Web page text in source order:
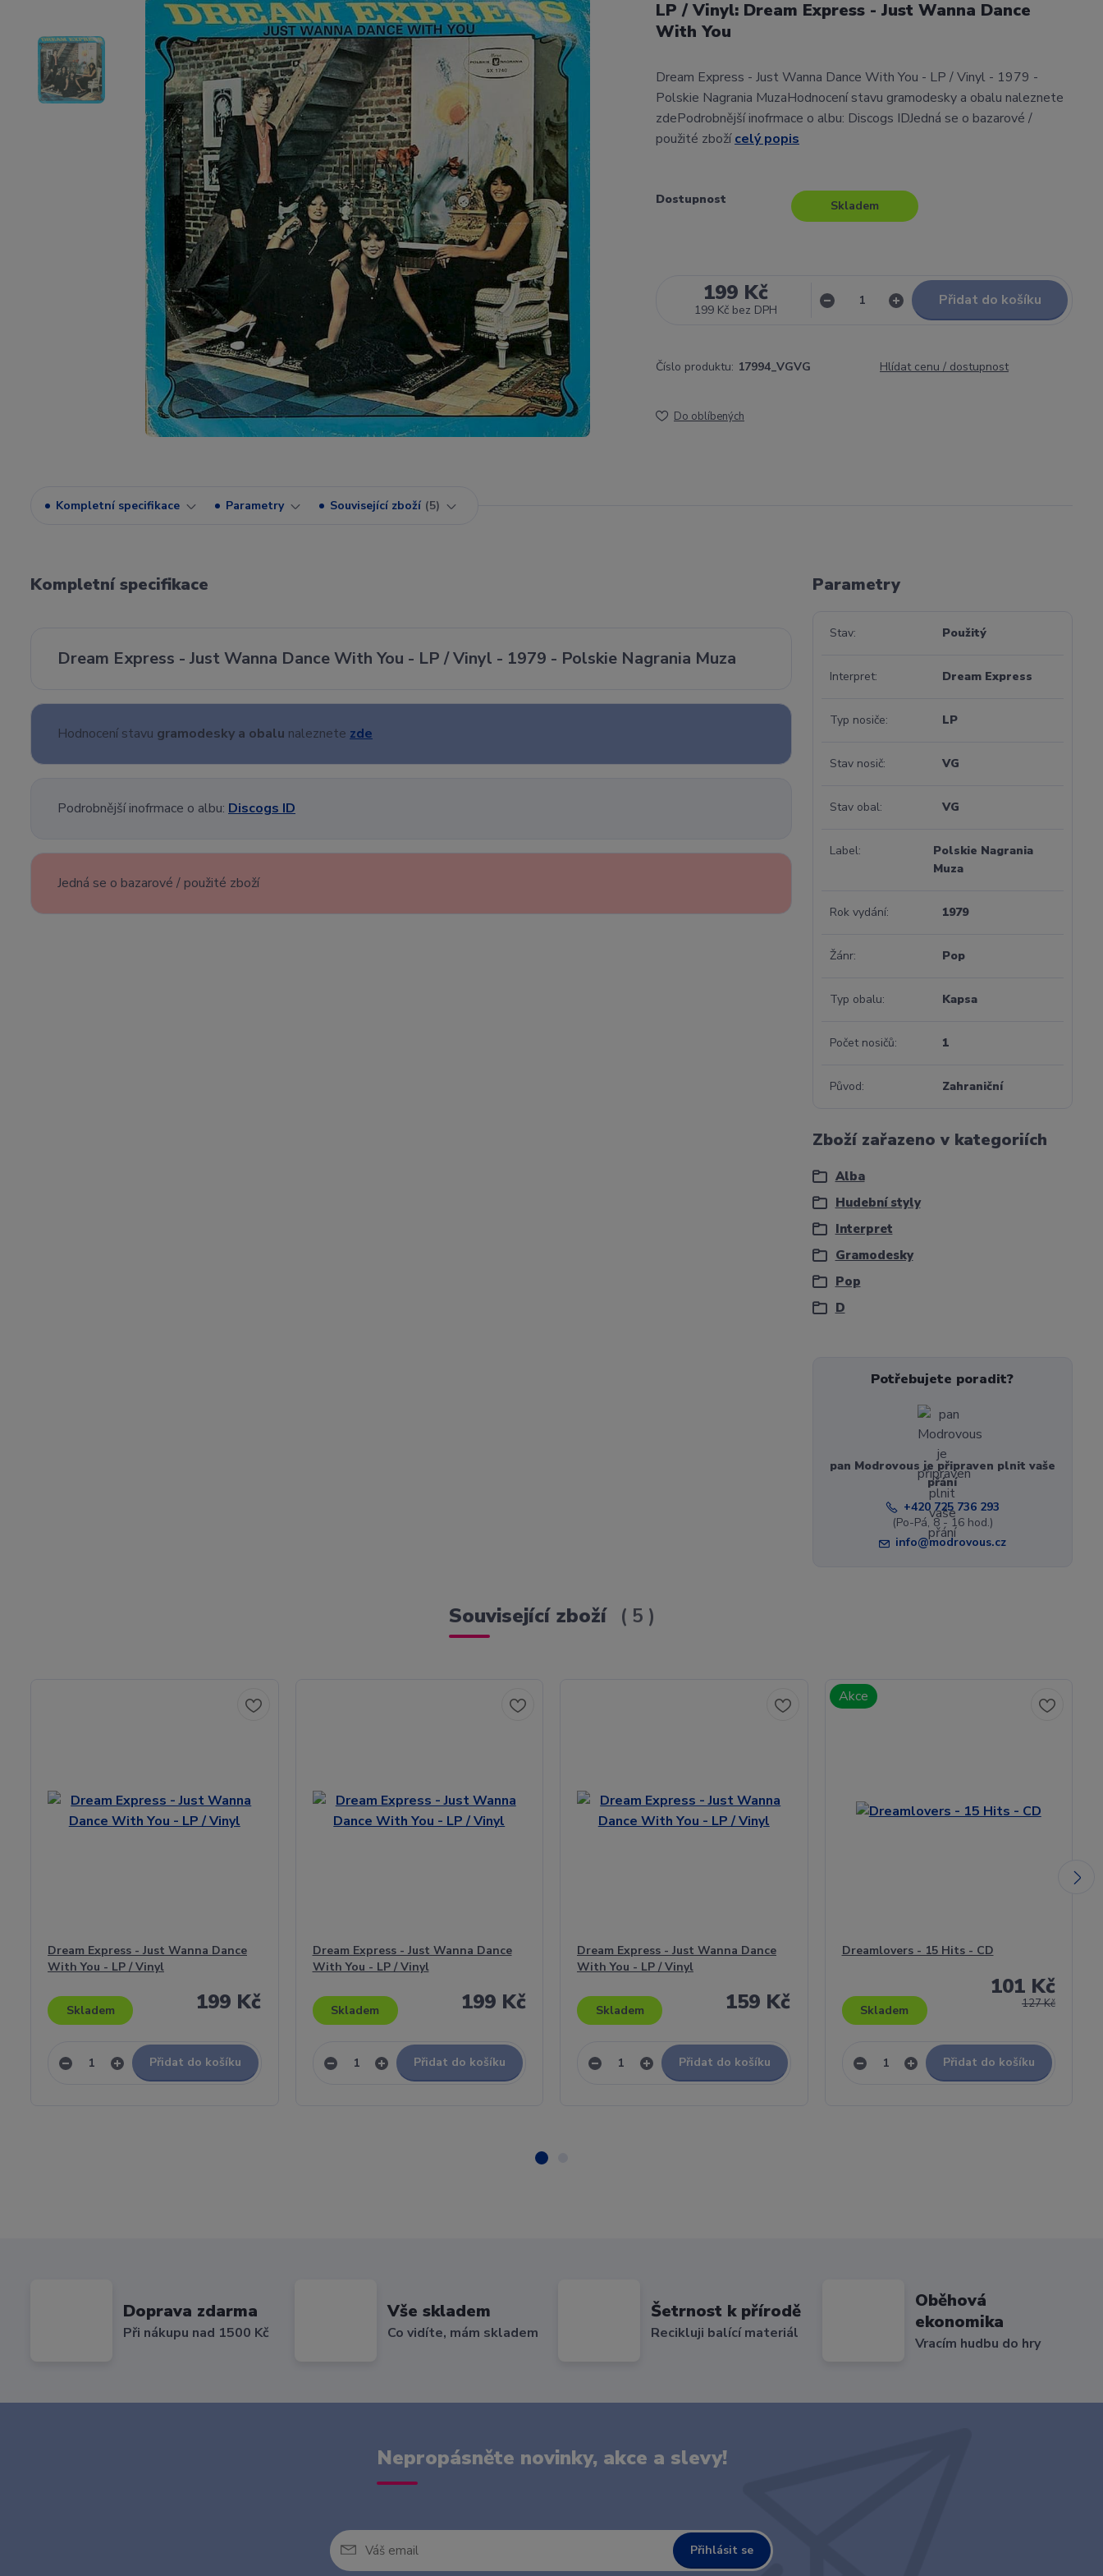
LP / Vinyl: Dream Express - Just Wanna Dance
With You
Dream Express - Just Wanna Dance With You - LP / Vinyl - 1979 -
Polskie Nagrania MuzaHodnocení stavu gramodesky a obalu naleznete
zdePodrobnější inofrmace o albu: Discogs IDJedná se o bazarové /
použité zbožícelý popis
Dostupnost Skladem
199 Kč
199 Kč bez DPH
Přidat do košíku
Číslo produktu: 17994_VGVG Hlídat cenu / dostupnost
Do oblíbených
Kompletní specifikace Parametry Související zboží 5
Kompletní specifikace
Dream Express - Just Wanna Dance With You - LP / Vinyl - 1979 - Polskie Nagrania Muza
Hodnocení stavu gramodesky a obalu naleznete zde
Podrobnější inofrmace o albu: Discogs ID
Jedná se o bazarové / použité zboží
Parametry
Stav Použitý
Interpret Dream Express
Typ nosiče LP
Stav nosič VG
Stav obal VG
Label
Polskie Nagrania
Muza
Rok vydání 1979
Žánr Pop
Typ obalu Kapsa
Počet nosičů 1
Původ Zahraniční
Zboží zařazeno v kategoriích
Alba
Hudební styly
Interpret
Gramodesky
Pop
D
Potřebujete poradit?
pan Modrovous je připraven plnit vaše
přání
+420 725 736 293
(Po-Pá, 8 - 16 hod.)
info@modrovous.cz
Související zboží 5
Dream Express - Just Wanna Dance
With You - LP / Vinyl
199 Kč
Skladem
Přidat do košíku
Dream Express - Just Wanna Dance
With You - LP / Vinyl
199 Kč
Skladem
Přidat do košíku
Dream Express - Just Wanna Dance
With You - LP / Vinyl
159 Kč
Skladem
Přidat do košíku
Akce
Dreamlovers - 15 Hits - CD
127 Kč
101 Kč
Skladem
Přidat do košíku
Doprava zdarma
Při nákupu nad 1500 Kč
Vše skladem
Co vidíte, mám skladem
Šetrnost k přírodě
Recikluji balící materiál
Oběhová
ekonomika
Vracím hudbu do hry
Nepropásněte novinky, akce a slevy!
Přihlásit se